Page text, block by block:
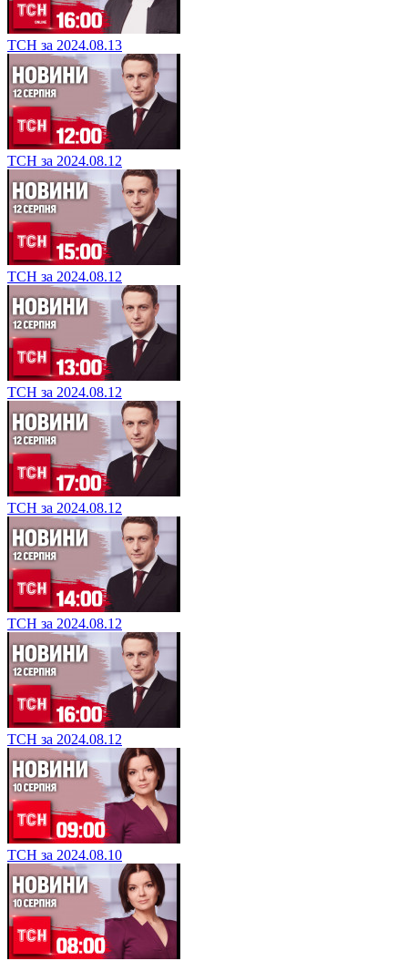
ТСН за 2024.08.13
ТСН за 2024.08.12
ТСН за 2024.08.12
ТСН за 2024.08.12
ТСН за 2024.08.12
ТСН за 2024.08.12
ТСН за 2024.08.12
ТСН за 2024.08.10